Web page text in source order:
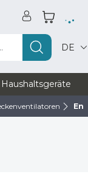
DE
Haushaltsgeräte